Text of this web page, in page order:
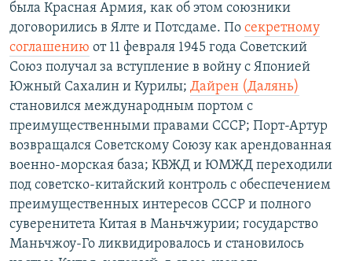
была Красная Армия, как об этом союзники
договорились в Ялте и Потсдаме. По секретному
соглашению от 11 февраля 1945 года Советский
Союз получал за вступление в войну с Японией
Южный Сахалин и Курилы; Дайрен (Далянь)
становился международным портом с
преимущественными правами СССР; Порт-Артур
возвращался Советскому Союзу как арендованная
военно-морская база; КВЖД и ЮМЖД переходили
под советско-китайский контроль с обеспечением
преимущественных интересов СССР и полного
суверенитета Китая в Маньчжурии; государство
Маньчжоу-Го ликвидировалось и становилось